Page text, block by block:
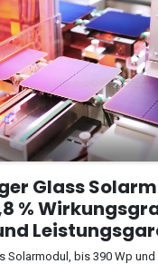
Glass
%
Solarmodul, bis 390 Wp und